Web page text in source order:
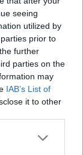
seeing
utilized by
prior to
further
parties on the
may
IAB’s List of
it to other